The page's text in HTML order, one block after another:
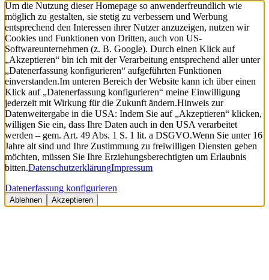
Um die Nutzung dieser Homepage so anwenderfreundlich wie
möglich zu gestalten, sie stetig zu verbessern und Werbung
entsprechend den Interessen ihrer Nutzer anzuzeigen, nutzen wir
Cookies und Funktionen von Dritten, auch von US-
Softwareunternehmen (z. B. Google). Durch einen Klick auf
„Akzeptieren“ bin ich mit der Verarbeitung entsprechend aller unter
„Datenerfassung konfigurieren“ aufgeführten Funktionen
einverstanden.Im unteren Bereich der Website kann ich über einen
Klick auf „Datenerfassung konfigurieren“ meine Einwilligung
jederzeit mit Wirkung für die Zukunft ändern.Hinweis zur
Datenweitergabe in die USA: Indem Sie auf „Akzeptieren“ klicken,
willigen Sie ein, dass Ihre Daten auch in den USA verarbeitet
werden – gem. Art. 49 Abs. 1 S. 1 lit. a DSGVO.Wenn Sie unter 16
Jahre alt sind und Ihre Zustimmung zu freiwilligen Diensten geben
möchten, müssen Sie Ihre Erziehungsberechtigten um Erlaubnis
bitten.DatenschutzerklärungImpressum
Datenerfassung konfigurieren
Ablehnen Akzeptieren